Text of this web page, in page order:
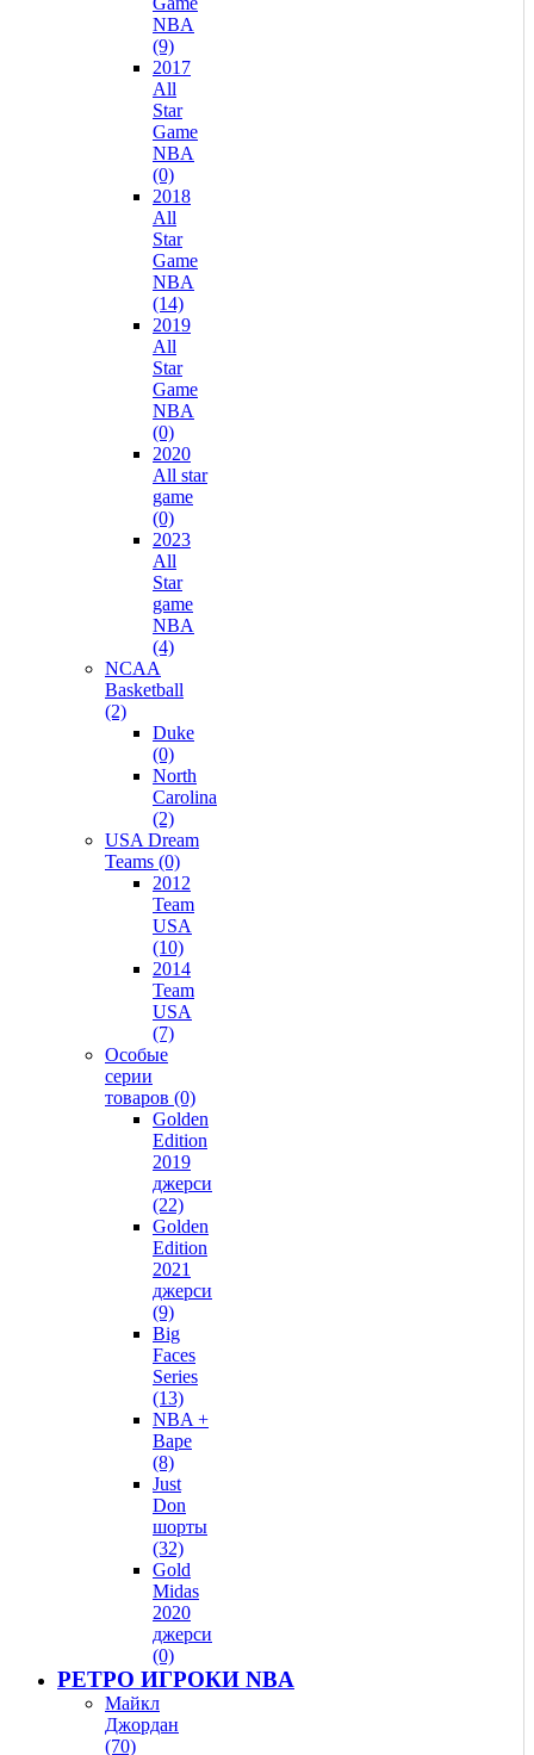
NBA
(9)
2017
All
Star
Game
NBA
(0)
2018
All
Star
Game
NBA
(14)
2019
All
Star
Game
NBA
(0)
2020
All star
game
(0)
2023
All
Star
game
NBA
(4)
NCAA
Basketball
(2)
Duke
(0)
North
Carolina
(2)
USA Dream
Teams (0)
2012
Team
USA
(10)
2014
Team
USA
(7)
Особые
серии
товаров (0)
Golden
Edition
2019
джерси
(22)
Golden
Edition
2021
джерси
(9)
Big
Faces
Series
(13)
NBA +
Bape
(8)
Just
Don
шорты
(32)
Gold
Midas
2020
джерси
(0)
РЕТРО ИГРОКИ NBA
Майкл
Джордан
(70)